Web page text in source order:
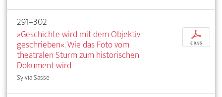
291–302
»Geschichte wird mit dem Objektiv
geschrieben«. Wie das Foto vom
theatralen Sturm zum historischen
Dokument wird
Sylvia Sasse
p
€ 9,95